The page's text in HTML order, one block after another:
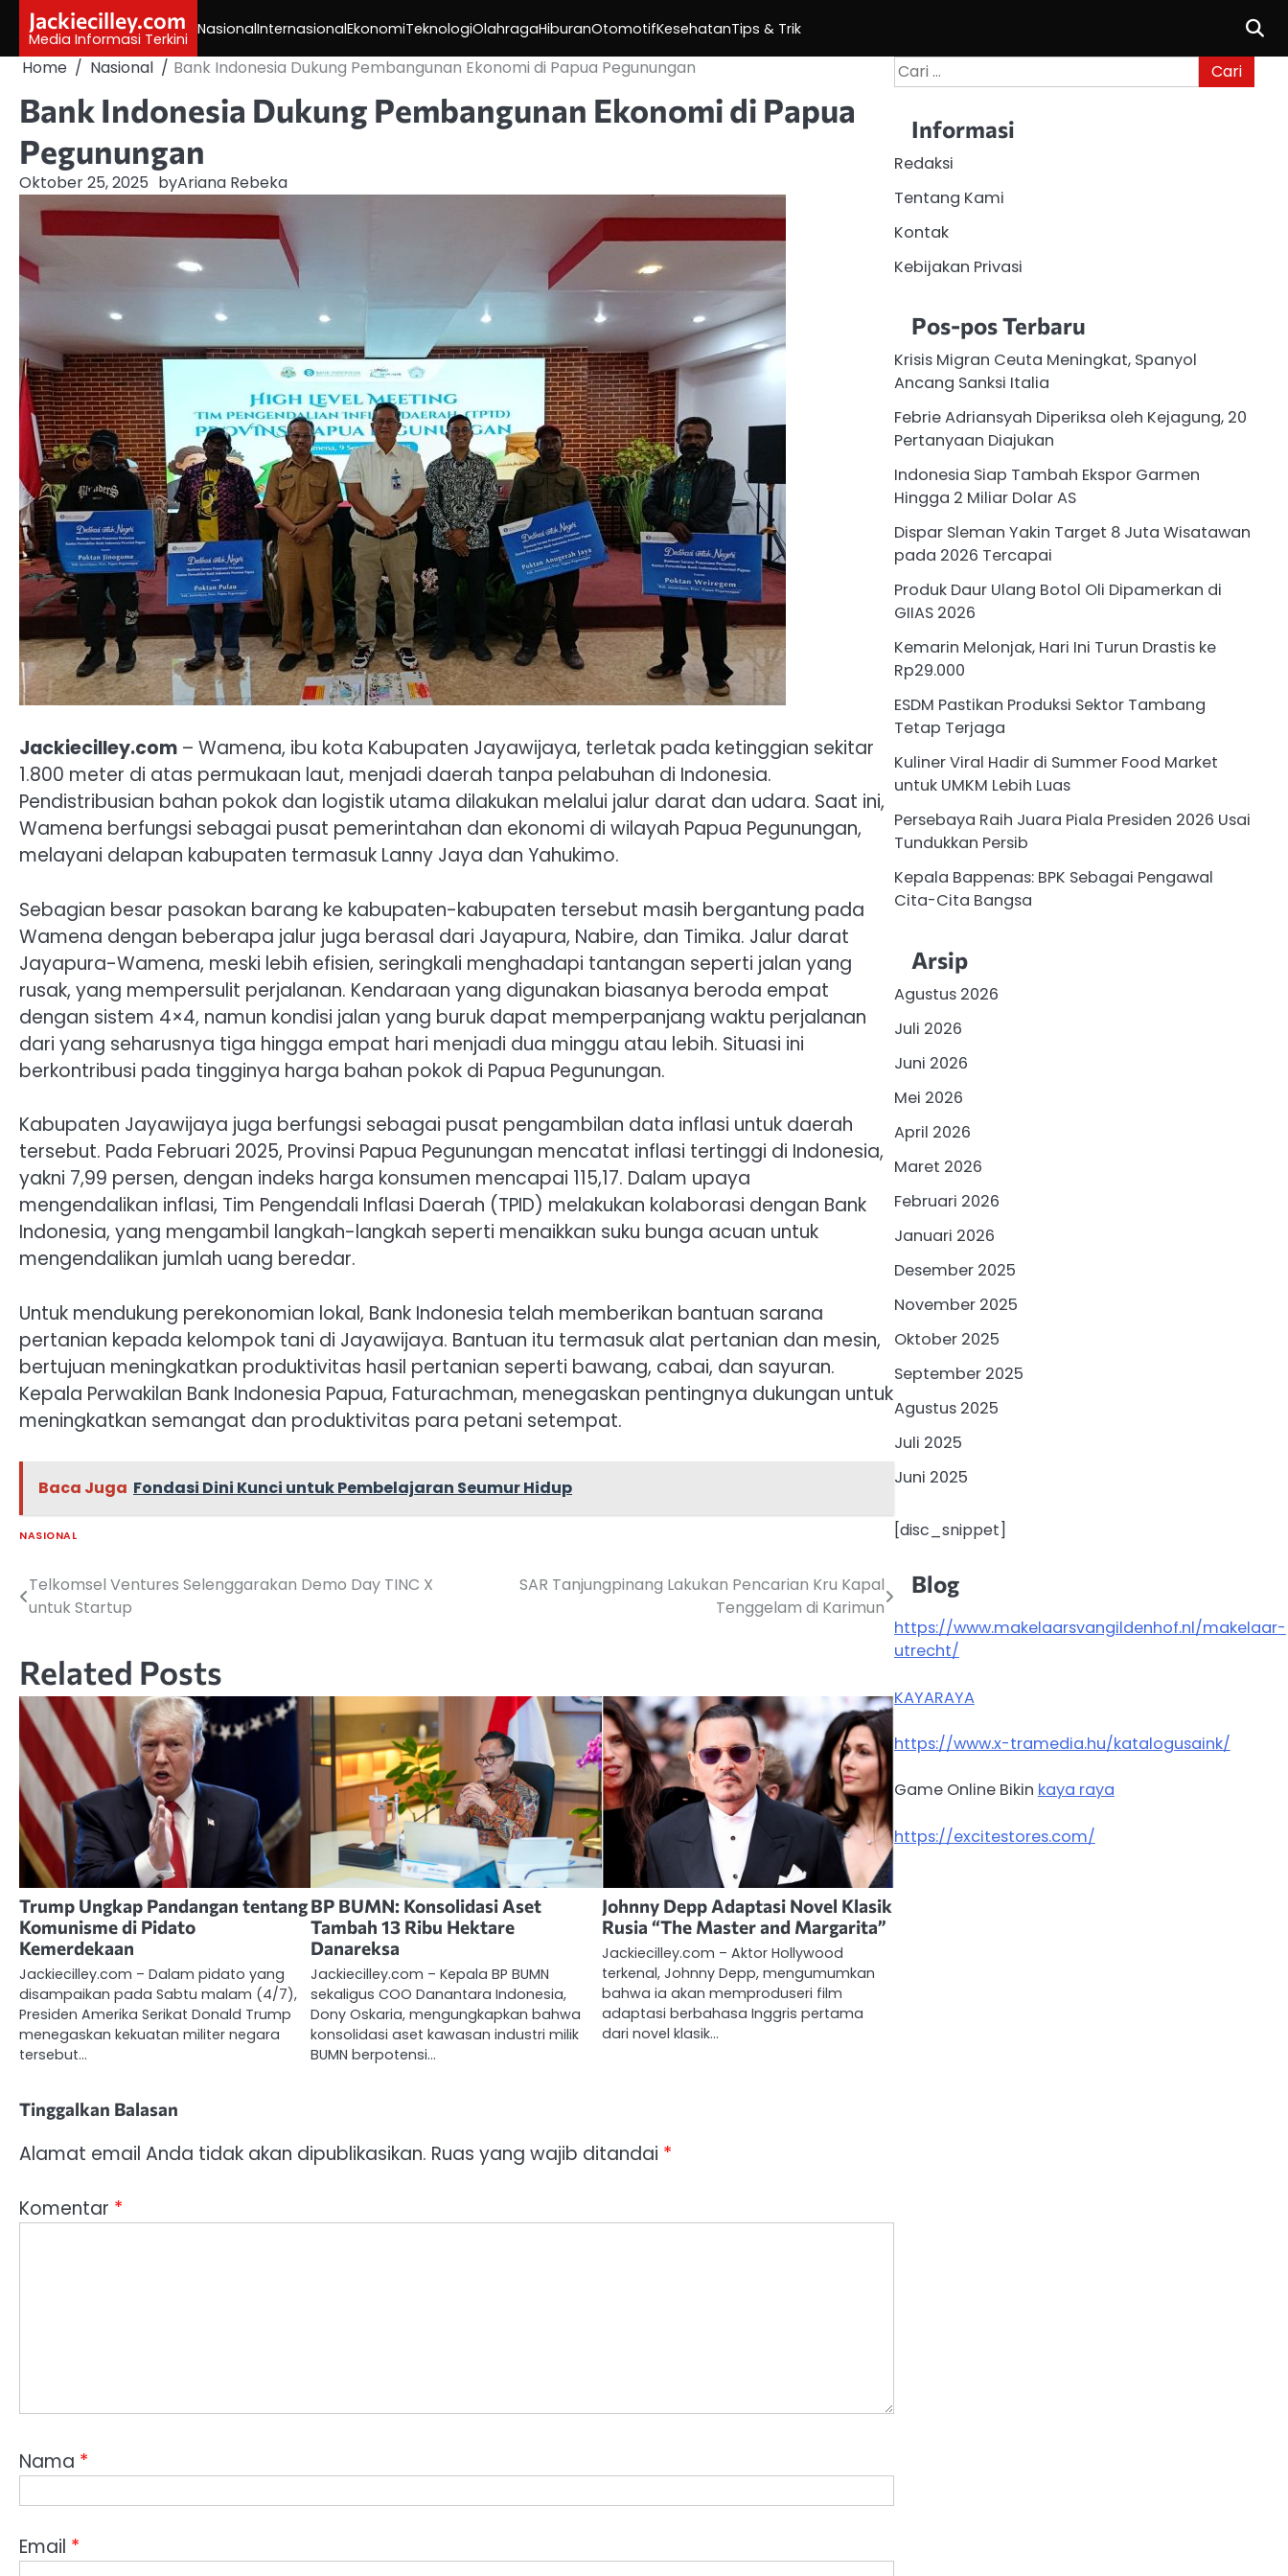
content
Jackiecilley.com
Media Informasi Terkini
NasionalInternasionalEkonomiTeknologiOlahragaHiburanOtomotifKesehatanTips & Trik
Home Nasional Bank Indonesia Dukung Pembangunan Ekonomi di Papua Pegunungan
Bank Indonesia Dukung Pembangunan Ekonomi di Papua
Pegunungan
Oktober 25, 2025 byAriana Rebeka
Jackiecilley.com – Wamena, ibu kota Kabupaten Jayawijaya, terletak pada ketinggian sekitar
1.800 meter di atas permukaan laut, menjadi daerah tanpa pelabuhan di Indonesia.
Pendistribusian bahan pokok dan logistik utama dilakukan melalui jalur darat dan udara. Saat ini,
Wamena berfungsi sebagai pusat pemerintahan dan ekonomi di wilayah Papua Pegunungan,
melayani delapan kabupaten termasuk Lanny Jaya dan Yahukimo.
Sebagian besar pasokan barang ke kabupaten-kabupaten tersebut masih bergantung pada
Wamena dengan beberapa jalur juga berasal dari Jayapura, Nabire, dan Timika. Jalur darat
Jayapura-Wamena, meski lebih efisien, seringkali menghadapi tantangan seperti jalan yang
rusak, yang mempersulit perjalanan. Kendaraan yang digunakan biasanya beroda empat
dengan sistem 4×4, namun kondisi jalan yang buruk dapat memperpanjang waktu perjalanan
dari yang seharusnya tiga hingga empat hari menjadi dua minggu atau lebih. Situasi ini
berkontribusi pada tingginya harga bahan pokok di Papua Pegunungan.
Kabupaten Jayawijaya juga berfungsi sebagai pusat pengambilan data inflasi untuk daerah
tersebut. Pada Februari 2025, Provinsi Papua Pegunungan mencatat inflasi tertinggi di Indonesia,
yakni 7,99 persen, dengan indeks harga konsumen mencapai 115,17. Dalam upaya
mengendalikan inflasi, Tim Pengendali Inflasi Daerah (TPID) melakukan kolaborasi dengan Bank
Indonesia, yang mengambil langkah-langkah seperti menaikkan suku bunga acuan untuk
mengendalikan jumlah uang beredar.
Untuk mendukung perekonomian lokal, Bank Indonesia telah memberikan bantuan sarana
pertanian kepada kelompok tani di Jayawijaya. Bantuan itu termasuk alat pertanian dan mesin,
bertujuan meningkatkan produktivitas hasil pertanian seperti bawang, cabai, dan sayuran.
Kepala Perwakilan Bank Indonesia Papua, Faturachman, menegaskan pentingnya dukungan untuk
meningkatkan semangat dan produktivitas para petani setempat.
Baca Juga Fondasi Dini Kunci untuk Pembelajaran Seumur Hidup
NASIONAL
Navigasi
Telkomsel Ventures Selenggarakan Demo Day TINC X
untuk Startup
SAR Tanjungpinang Lakukan Pencarian Kru Kapal
Tenggelam di Karimun
Related Posts
Trump Ungkap Pandangan tentang
Komunisme di Pidato
Kemerdekaan
Jackiecilley.com – Dalam pidato yang
disampaikan pada Sabtu malam (4/7),
Presiden Amerika Serikat Donald Trump
menegaskan kekuatan militer negara
tersebut…
BP BUMN: Konsolidasi Aset
Tambah 13 Ribu Hektare
Danareksa
Jackiecilley.com – Kepala BP BUMN
sekaligus COO Danantara Indonesia,
Dony Oskaria, mengungkapkan bahwa
konsolidasi aset kawasan industri milik
BUMN berpotensi…
Johnny Depp Adaptasi Novel Klasik
Rusia “The Master and Margarita”
Jackiecilley.com – Aktor Hollywood
terkenal, Johnny Depp, mengumumkan
bahwa ia akan memproduseri film
adaptasi berbahasa Inggris pertama
dari novel klasik…
Tinggalkan Balasan
Alamat email Anda tidak akan dipublikasikan. Ruas yang wajib ditandai *
Komentar *
Nama *
Email *
Cari
untuk:
Informasi
Redaksi
Tentang Kami
Kontak
Kebijakan Privasi
Pos-pos Terbaru
Krisis Migran Ceuta Meningkat, Spanyol
Ancang Sanksi Italia
Febrie Adriansyah Diperiksa oleh Kejagung, 20
Pertanyaan Diajukan
Indonesia Siap Tambah Ekspor Garmen
Hingga 2 Miliar Dolar AS
Dispar Sleman Yakin Target 8 Juta Wisatawan
pada 2026 Tercapai
Produk Daur Ulang Botol Oli Dipamerkan di
GIIAS 2026
Kemarin Melonjak, Hari Ini Turun Drastis ke
Rp29.000
ESDM Pastikan Produksi Sektor Tambang
Tetap Terjaga
Kuliner Viral Hadir di Summer Food Market
untuk UMKM Lebih Luas
Persebaya Raih Juara Piala Presiden 2026 Usai
Tundukkan Persib
Kepala Bappenas: BPK Sebagai Pengawal
Cita-Cita Bangsa
Arsip
Agustus 2026
Juli 2026
Juni 2026
Mei 2026
April 2026
Maret 2026
Februari 2026
Januari 2026
Desember 2025
November 2025
Oktober 2025
September 2025
Agustus 2025
Juli 2025
Juni 2025
[disc_snippet]
Blog
https://www.makelaarsvangildenhof.nl/makelaar-
utrecht/
KAYARAYA
https://www.x-tramedia.hu/katalogusaink/
Game Online Bikin kaya raya
https://excitestores.com/